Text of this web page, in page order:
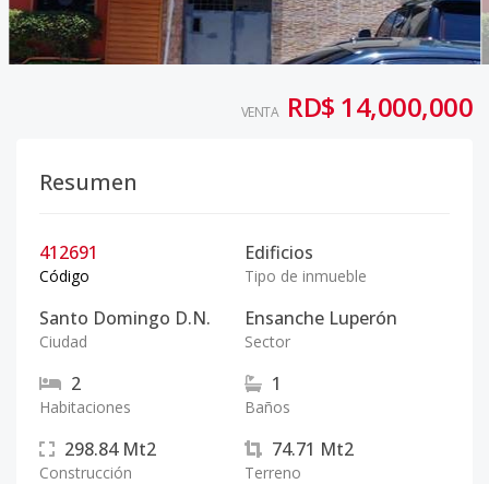
VENTA RD$ 14,000,000
Resumen
412691
Código
Edificios
Tipo de inmueble
Santo Domingo D.N.
Ciudad
Ensanche Luperón
Sector
2
Habitaciones
1
Baños
298.84 Mt2
Construcción
74.71 Mt2
Terreno